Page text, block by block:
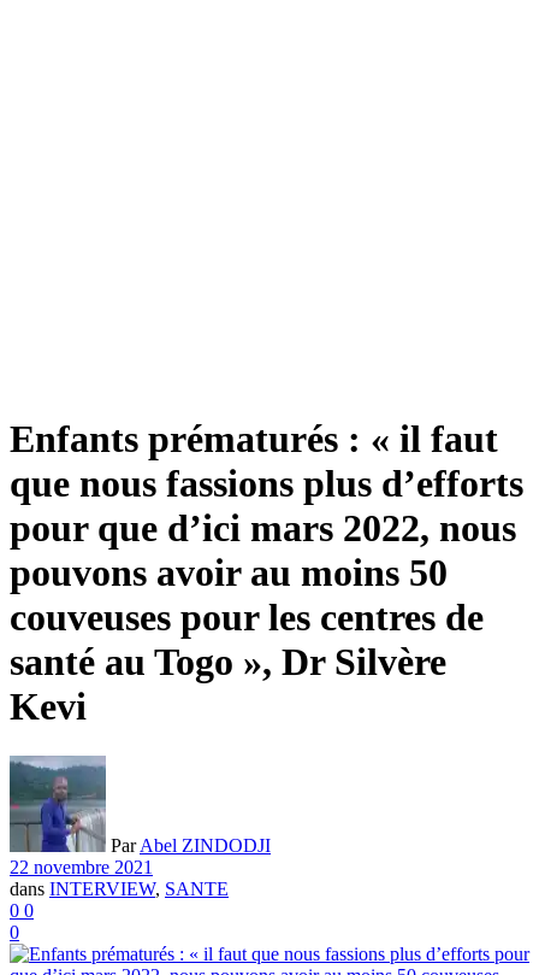
Enfants prématurés : « il faut
que nous fassions plus d’efforts
pour que d’ici mars 2022, nous
pouvons avoir au moins 50
couveuses pour les centres de
santé au Togo », Dr Silvère
Kevi
Par Abel ZINDODJI
22 novembre 2021
dans INTERVIEW, SANTE
0 0
0